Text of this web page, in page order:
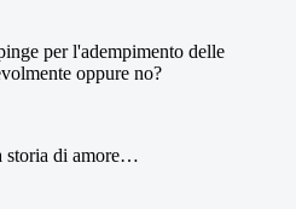
per l'adempimento delle
oppure no?
storia di amore…